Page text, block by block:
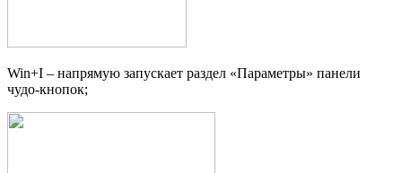
Win+I – напрямую запускает раздел «Параметры» панели
чудо-кнопок;